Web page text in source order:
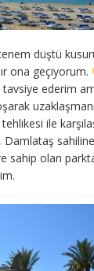
düştü
ona geçiyorum.
ederim
ile
sahip olan